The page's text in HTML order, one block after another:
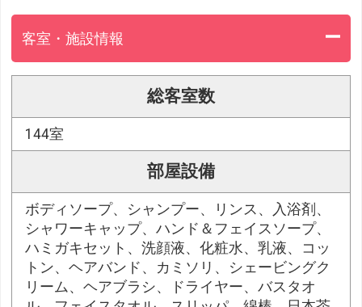
客室・施設情報
総客室数
144室
部屋設備
ボディソープ、シャンプー、リンス、入浴剤、
シャワーキャップ、ハンド＆フェイスソープ、
ハミガキセット、洗顔液、化粧水、乳液、コッ
トン、ヘアバンド、カミソリ、シェービングク
リーム、ヘアブラシ、ドライヤー、バスタオ